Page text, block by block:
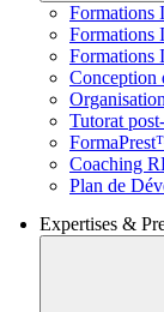
Formations
Formations
Formations
Conception
Tutorat
Coaching
Plan de
Expertises &